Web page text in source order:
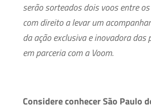
serão sorteados dois voos entre
com direito a levar um
da ação exclusiva e inovadora
em parceria com a Voom.
Considere conhecer São Paulo